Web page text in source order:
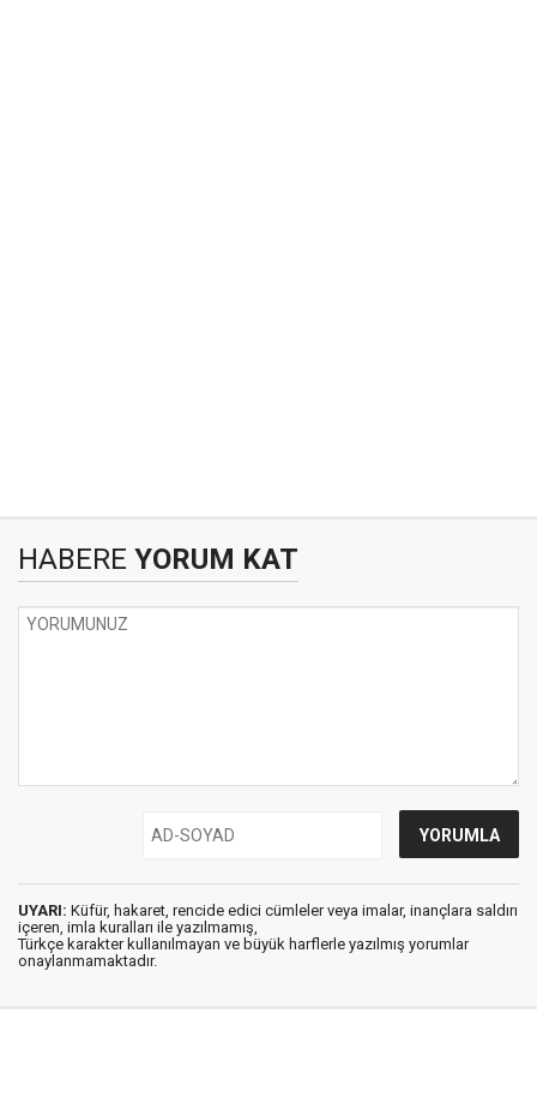
HABERE YORUM KAT
UYARI: Küfür, hakaret, rencide edici cümleler veya imalar, inançlara saldırı
içeren, imla kuralları ile yazılmamış,
Türkçe karakter kullanılmayan ve büyük harflerle yazılmış yorumlar
onaylanmamaktadır.